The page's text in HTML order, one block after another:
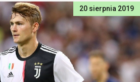
20 sierpnia 2019